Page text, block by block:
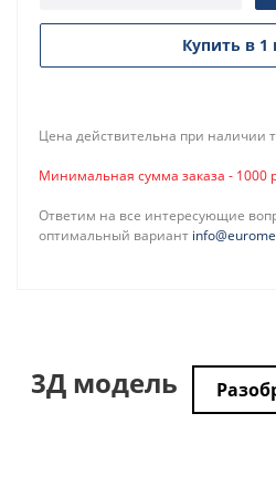
Купить в 1
Цена действительна при наличии
Минимальная сумма заказа - 1000
Ответим на все интересующие
оптимальный вариант
3Д модель